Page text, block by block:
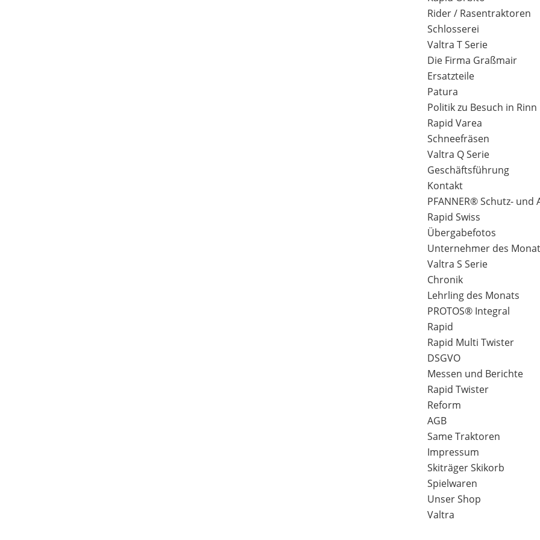
Rider / Rasentraktoren
Schlosserei
Valtra T Serie
Die Firma Graßmair
Ersatzteile
Patura
Politik zu Besuch in Rinn
Rapid Varea
Schneefräsen
Valtra Q Serie
Geschäftsführung
Kontakt
PFANNER® Schutz-
Rapid Swiss
Übergabefotos
Unternehmer des
Valtra S Serie
Chronik
Lehrling des Monats
PROTOS® Integral
Rapid
Rapid Multi Twister
DSGVO
Messen und Berichte
Rapid Twister
Reform
AGB
Same Traktoren
Impressum
Skiträger Skikorb
Spielwaren
Unser Shop
Valtra